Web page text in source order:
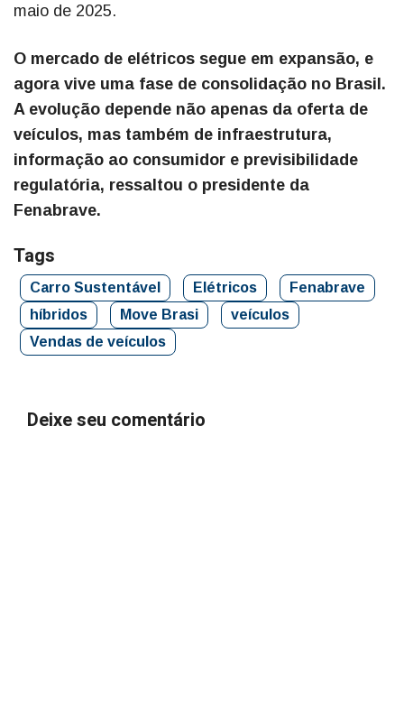
maio de 2025.
O mercado de elétricos segue em expansão, e
agora vive uma fase de consolidação no Brasil.
A evolução depende não apenas da oferta de
veículos, mas também de infraestrutura,
informação ao consumidor e previsibilidade
regulatória, ressaltou o presidente da
Fenabrave.
Tags
Carro Sustentável Elétricos
Fenabrave
híbridos
Move Brasi
veículos
Vendas de veículos
Deixe seu comentário